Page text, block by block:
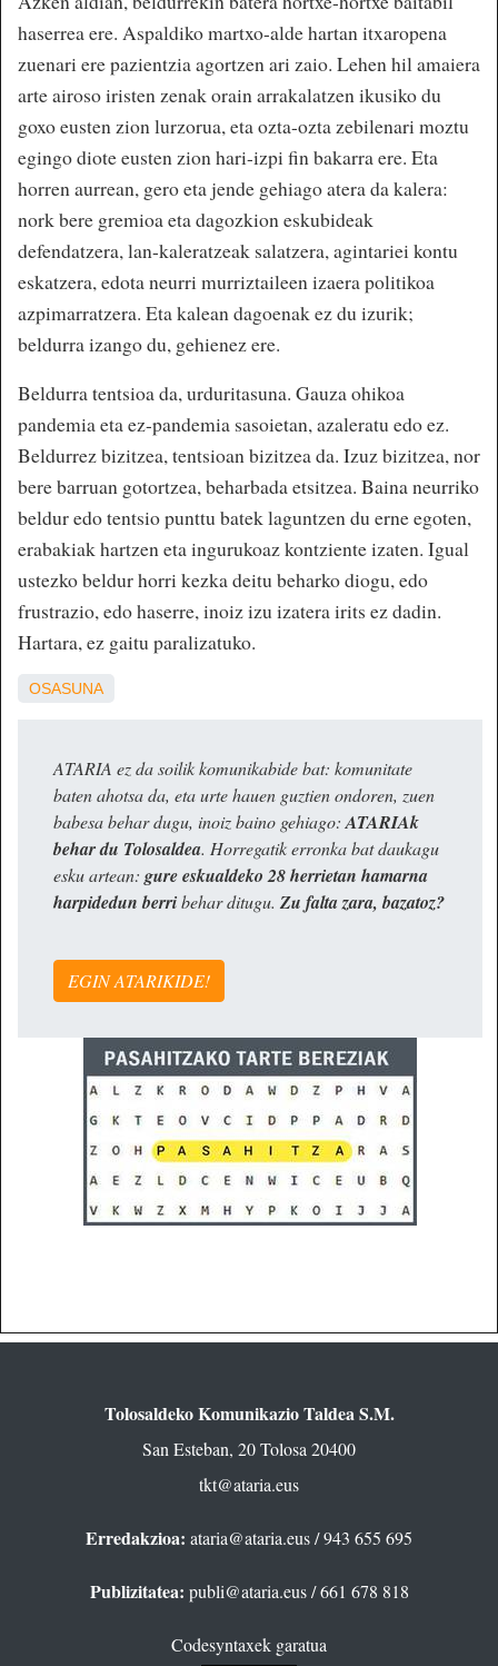
haserrea ere. Aspaldiko martxo-alde hartan itxaropena
zuenari ere pazientzia agortzen ari zaio. Lehen hil amaiera
arte airoso iristen zenak orain arrakalatzen ikusiko du
goxo eusten zion lurzorua, eta ozta-ozta zebilenari moztu
egingo diote eusten zion hari-izpi fin bakarra ere. Eta
horren aurrean, gero eta jende gehiago atera da kalera:
nork bere gremioa eta dagozkion eskubideak
defendatzera, lan-kaleratzeak salatzera, agintariei kontu
eskatzera, edota neurri murriztaileen izaera politikoa
azpimarratzera. Eta kalean dagoenak ez du izurik;
beldurra izango du, gehienez ere.
Beldurra tentsioa da, urduritasuna. Gauza ohikoa
pandemia eta ez-pandemia sasoietan, azaleratu edo ez.
Beldurrez bizitzea, tentsioan bizitzea da. Izuz bizitzea, nor
bere barruan gotortzea, beharbada etsitzea. Baina neurriko
beldur edo tentsio punttu batek laguntzen du erne egoten,
erabakiak hartzen eta ingurukoaz kontziente izaten. Igual
ustezko beldur horri kezka deitu beharko diogu, edo
frustrazio, edo haserre, inoiz izu izatera irits ez dadin.
Hartara, ez gaitu paralizatuko.
OSASUNA
ATARIA ez da soilik komunikabide bat: komunitate
baten ahotsa da, eta urte hauen guztien ondoren, zuen
babesa behar dugu, inoiz baino gehiago: ATARIAk
behar du Tolosaldea. Horregatik erronka bat daukagu
esku artean: gure eskualdeko 28 herrietan hamarna
harpidedun berribehar ditugu. Zu falta zara, bazatoz?
EGIN ATARIKIDE!
Tolosaldeko Komunikazio Taldea S.M.
San Esteban, 20 Tolosa 20400
tkt@ataria.eus
Erredakzioa: ataria@ataria.eus/ 943 655 695
Publizitatea: publi@ataria.eus/ 661 678 818
Codesyntaxek garatua